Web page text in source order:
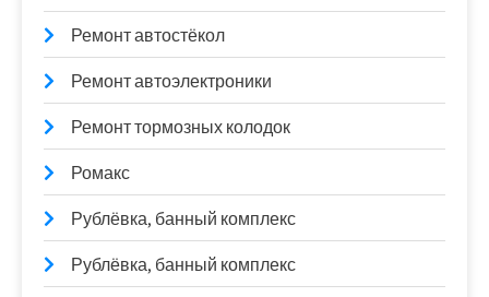
Ремонт автостёкол
Ремонт автоэлектроники
Ремонт тормозных колодок
Ромакс
Рублёвка, банный комплекс
Рублёвка, банный комплекс